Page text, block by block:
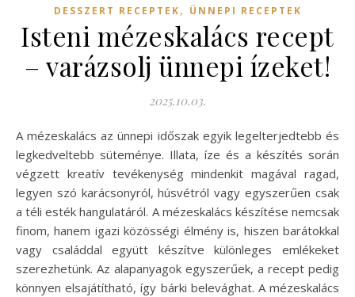
DESSZERT RECEPTEK, ÜNNEPI RECEPTEK
Isteni mézeskalács recept
– varázsolj ünnepi ízeket!
2025.10.03.
A mézeskalács az ünnepi időszak egyik legelterjedtebb és
legkedveltebb süteménye. Illata, íze és a készítés során
végzett kreatív tevékenység mindenkit magával ragad,
legyen szó karácsonyról, húsvétról vagy egyszerűen csak
a téli esték hangulatáról. A mézeskalács készítése nemcsak
finom, hanem igazi közösségi élmény is, hiszen barátokkal
vagy családdal együtt készítve különleges emlékeket
szerezhetünk. Az alapanyagok egyszerűek, a recept pedig
könnyen elsajátítható, így bárki belevághat. A mézeskalács